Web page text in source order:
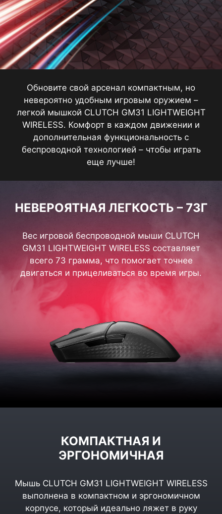
Обновите свой арсенал компактным, но
невероятно удобным игровым оружием –
легкой мышкой CLUTCH GM31 LIGHTWEIGHT
WIRELESS. Комфорт в каждом движении и
дополнительная функциональность с
беспроводной технологией – чтобы играть
еще лучше!
НЕВЕРОЯТНАЯ ЛЕГКОСТЬ – 73Г
Вес игровой беспроводной мыши CLUTCH
GM31 LIGHTWEIGHT WIRELESS составляет
всего 73 грамма, что помогает точнее
двигаться и прицеливаться во время игры.
КОМПАКТНАЯ И
ЭРГОНОМИЧНАЯ
Мышь CLUTCH GM31 LIGHTWEIGHT WIRELESS
выполнена в компактном и эргономичном
корпусе, который идеально ляжет в руку